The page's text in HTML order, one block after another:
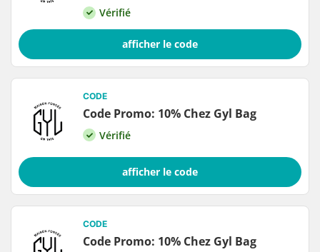
Vérifié
afficher le code
CODE
Code Promo: 10% Chez Gyl Bag
Vérifié
afficher le code
CODE
Code Promo: 10% Chez Gyl Bag